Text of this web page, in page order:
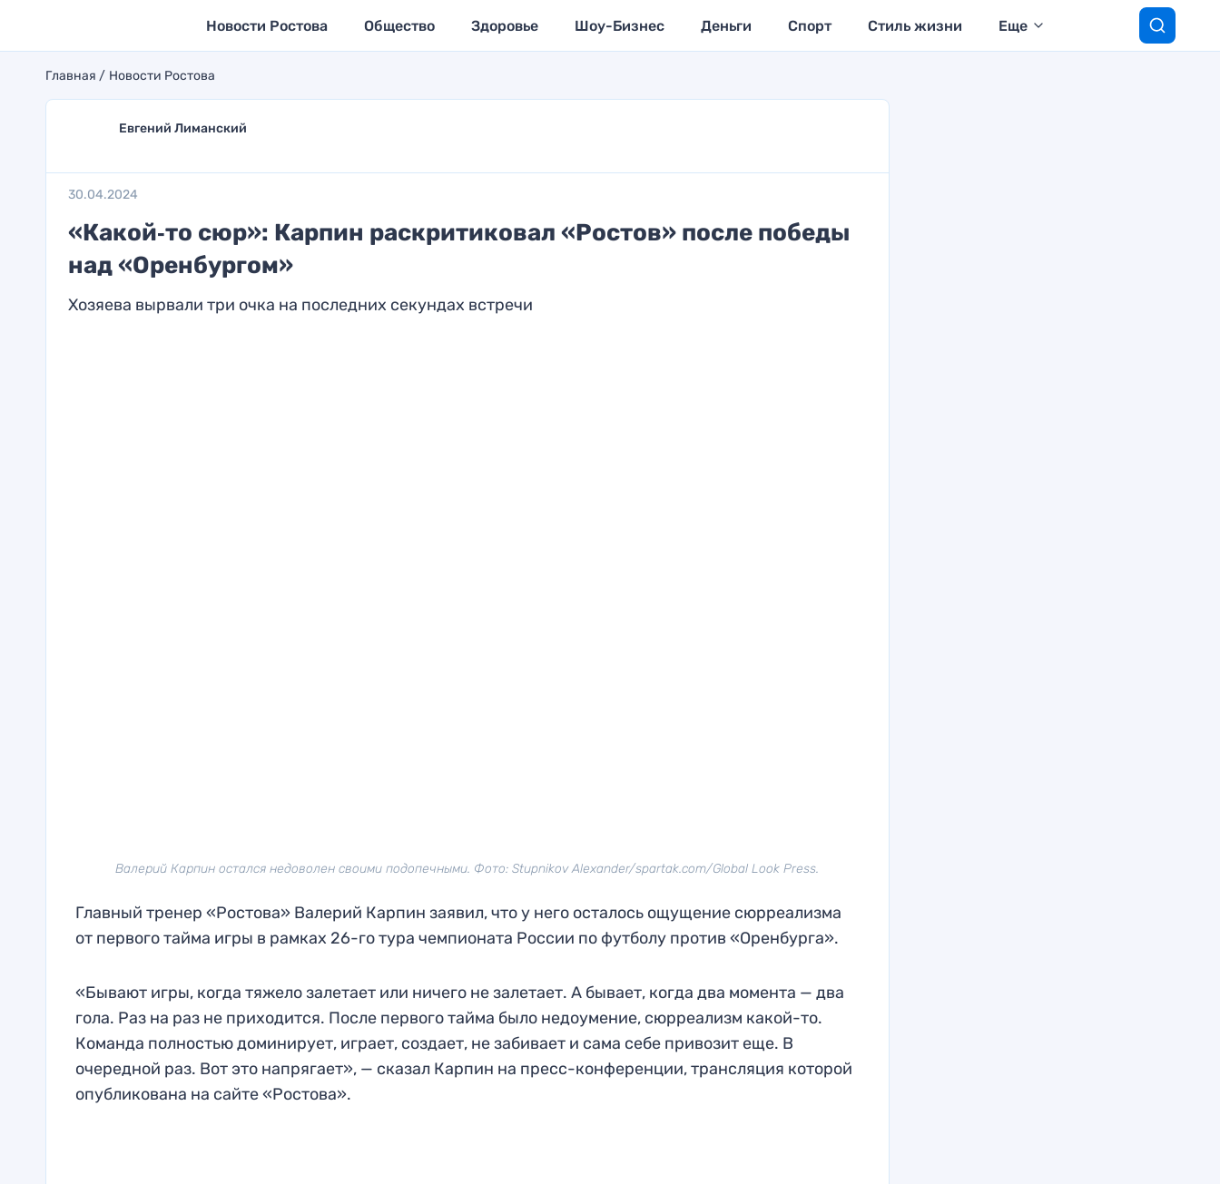
Новости Ростова Общество Здоровье Шоу-Бизнес Деньги Спорт Стиль жизни Еще
Главная Новости Ростова
Евгений Лиманский
30.04.2024
«Какой‑то сюр»: Карпин раскритиковал «Ростов» после победы
над «Оренбургом»
Хозяева вырвали три очка на последних секундах встречи
Валерий Карпин остался недоволен своими подопечными. Фото: Stupnikov Alexander/spartak.com/Global Look Press.
Главный тренер «Ростова» Валерий Карпин заявил, что у него осталось ощущение сюрреализма
от первого тайма игры в рамках 26-го тура чемпионата России по футболу против «Оренбурга».
«Бывают игры, когда тяжело залетает или ничего не залетает. А бывает, когда два момента — два
гола. Раз на раз не приходится. После первого тайма было недоумение, сюрреализм какой-то.
Команда полностью доминирует, играет, создает, не забивает и сама себе привозит еще. В
очередной раз. Вот это напрягает», — сказал Карпин на пресс-конференции, трансляция которой
опубликована на сайте «Ростова».